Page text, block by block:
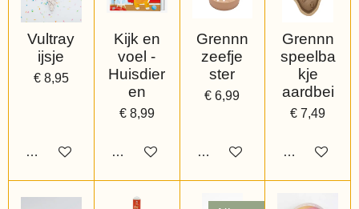
Vultray
ijsje
€ 8,95
Bekijk details
Kijk en
voel -
Huisdier
en
€ 8,99
Bekijk details
Grennn
zeefje
ster
€ 6,99
Bekijk details
Grennn
speelba
kje
aardbei
€ 7,49
Bekijk details